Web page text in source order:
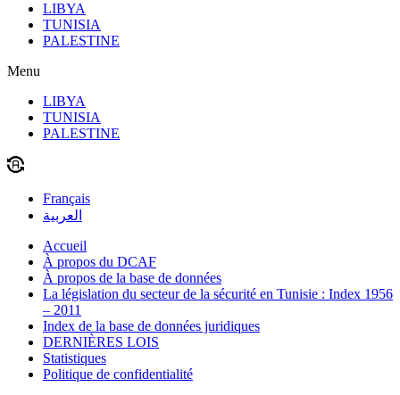
LIBYA
TUNISIA
PALESTINE
Menu
LIBYA
TUNISIA
PALESTINE
Français
العربية
Accueil
À propos du DCAF
À propos de la base de données
La législation du secteur de la sécurité en Tunisie : Index 1956
– 2011
Index de la base de données juridiques
DERNIÈRES LOIS
Statistiques
Politique de confidentialité